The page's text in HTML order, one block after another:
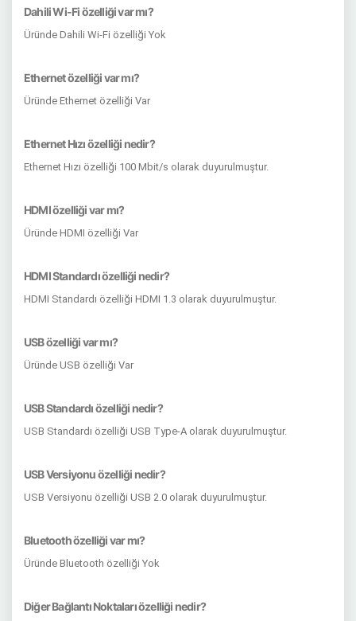
Dahili Wi-Fi özelliği var mı?
Üründe Dahili Wi-Fi özelliği Yok
Ethernet özelliği var mı?
Üründe Ethernet özelliği Var
Ethernet Hızı özelliği nedir?
Ethernet Hızı özelliği 100 Mbit/s olarak duyurulmuştur.
HDMI özelliği var mı?
Üründe HDMI özelliği Var
HDMI Standardı özelliği nedir?
HDMI Standardı özelliği HDMI 1.3 olarak duyurulmuştur.
USB özelliği var mı?
Üründe USB özelliği Var
USB Standardı özelliği nedir?
USB Standardı özelliği USB Type-A olarak duyurulmuştur.
USB Versiyonu özelliği nedir?
USB Versiyonu özelliği USB 2.0 olarak duyurulmuştur.
Bluetooth özelliği var mı?
Üründe Bluetooth özelliği Yok
Diğer Bağlantı Noktaları özelliği nedir?